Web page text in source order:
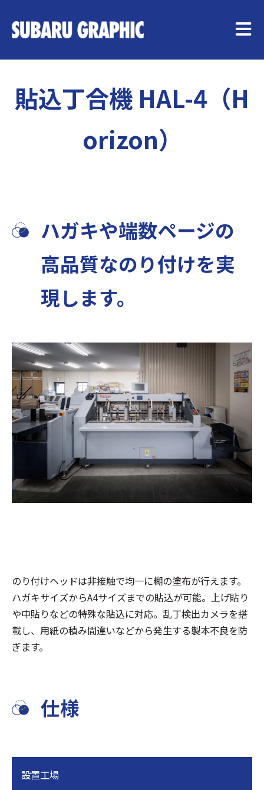
メイ
貼込丁合機 HAL-4（H
orizon）
ハガキや端数ページの
高品質なのり付けを実
現します。
のり付けヘッドは非接触で均一に糊の塗布が行えます。
ハガキサイズからA4サイズまでの貼込が可能。上げ貼り
や中貼りなどの特殊な貼込に対応。乱丁検出カメラを搭
載し、用紙の積み間違いなどから発生する製本不良を防
ぎます。
仕様
設置工場